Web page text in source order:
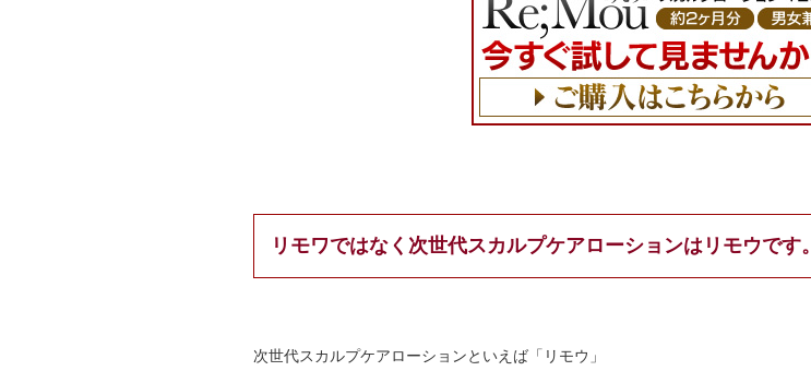
リモワではなく次世代スカルプケアローションはリモウです。
次世代スカルプケアローションといえば「リモウ」